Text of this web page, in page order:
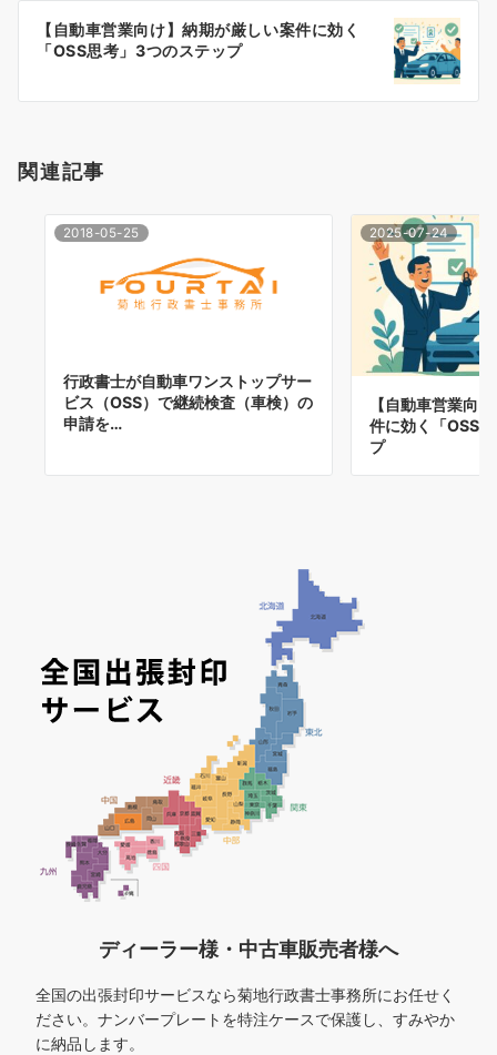
ン
【自動車営業向け】納期が厳しい案件に効く
「OSS思考」3つのステップ
関連記事
2018-05-25
行政書士が自動車ワンストップサー
ビス（OSS）で継続検査（車検）の
申請を…
2025-07-24
【自動車営業向
件に効く「OSS
プ
ディーラー様・中古車販売者様へ
全国の出張封印サービスなら菊地行政書士事務所にお任せく
ださい。ナンバープレートを特注ケースで保護し、すみやか
に納品します。